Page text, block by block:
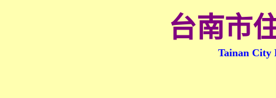
台南市
Tainan City